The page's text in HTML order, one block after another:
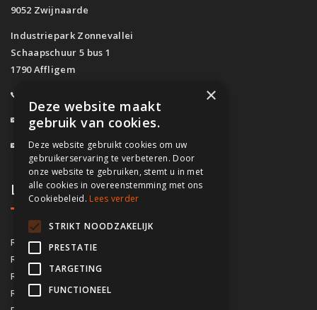
9052 Zwijnaarde
Industriepark Zonnevallei
Schaapschuur 5 bus 1
1790 Affligem
info@fassado.be
BTW: BE 0700.617.934
Lokaal contact
Regio Antwerpen
Regio Brussel
Regio Gent 09/283.15.10
Regio Brugge 050/76.00.21
×
Deze website maakt
gebruik van cookies.
Deze website gebruikt cookies om uw
gebruikerservaring te verbeteren. Door
onze website te gebruiken, stemt u in met
alle cookies in overeenstemming met ons
Cookiebeleid. Lees verder
STRIKT NOODZAKELIJK
PRESTATIE
TARGETING
FUNCTIONEEL